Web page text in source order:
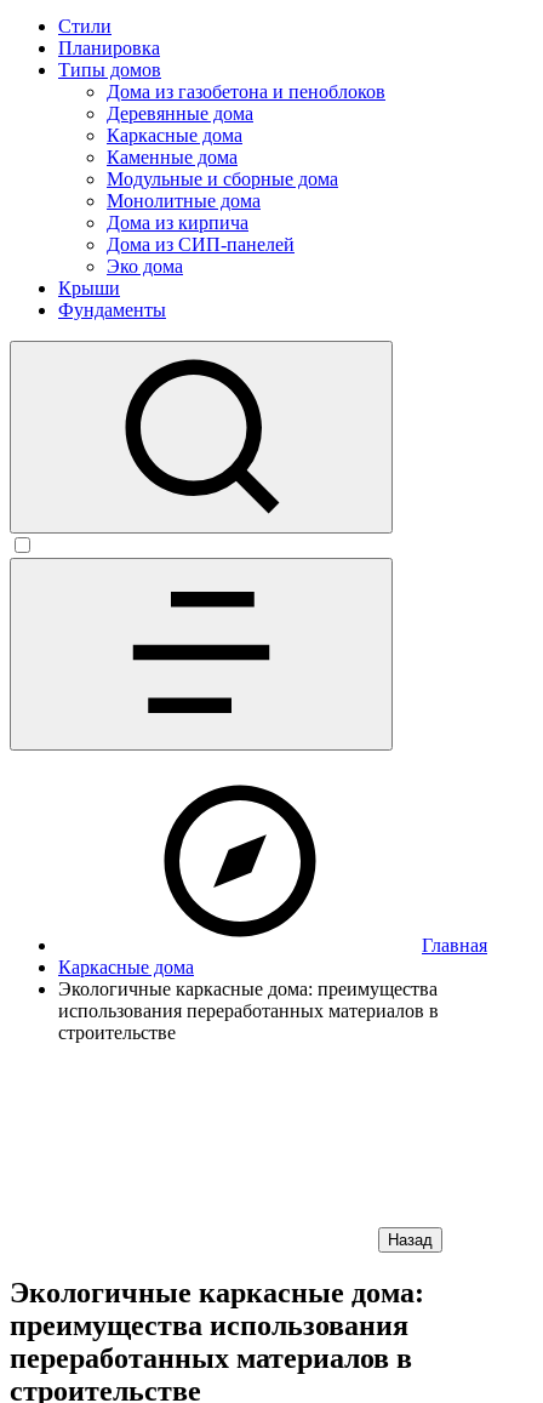
Стили
Планировка
Типы домов
Дома из газобетона и пеноблоков
Деревянные дома
Каркасные дома
Каменные дома
Модульные и сборные дома
Монолитные дома
Дома из кирпича
Дома из СИП-панелей
Эко дома
Крыши
Фундаменты
Главная
Каркасные дома
Экологичные каркасные дома: преимущества
использования переработанных материалов в
строительстве
Назад
Экологичные каркасные дома:
преимущества использования
переработанных материалов в
строительстве